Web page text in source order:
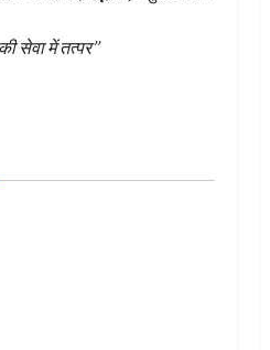
सेवा में तत्पर’’